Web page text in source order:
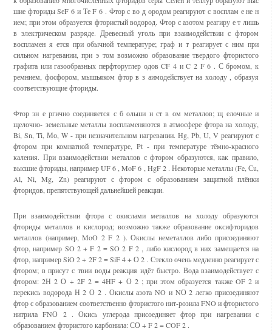
шие фториды SеF 6 и Те F 6 . Фтор с во д ородом реагируют с восплам е не н
ием; при этом образуется фтористый водород. Фтор с азотом реагиру е т лишь
в электрическом разряде. Древесный уголь при взаимодействии с фтором
воспламен я ется при обычной температуре; граф и т реагирует с ним при
сильном нагревании, при э том возможно образование твердого фтористого
графита или газообразных перфторуглер одов CF 4 и C 2 F 6 . С бромом, к
ремнием, фосфором, мышьяком фтор в з аимодействует на холоду , образуя
соответствующие фториды.
Фтор эн е ргично соединяется с б ольши н ст в ом металлов; щ елочные и
щелочно- земельные металлы воспламеняются в атмосфере фтора на холоду,
Bi, Sn, Ti, Мо, W - при незначительном нагревании. Hg, Pb, U, V реагируют с
фтором при комнатной температуре, Pt - при температуре тёмно-красного
каления. При взаимодействии металлов с фтором образуются, как правило,
высшие фториды, например UF 6 , MoF 6 , HgF 2 . Некоторые металлы (Fe, Сu,
Al, Ni, Mg, Zn) реагируют с фтором с образованием защитной плёнки
фторидов, препятствующей дальнейшей реакции.
При взаимодействии фтора с окислами металлов на холоду образуются
фториды металлов и кислород; возможно также образование оксифторидов
металлов (например, MoO 2 F 2 ). Окислы неметаллов либо присоединяют
фтор, например SO 2 + F 2 = SO 2 F 2 , либо кислород в них замещается на
фтор, например SiO 2 + 2F 2 = SiF 4 + О 2 . Стекло очень медленно реагирует с
фтором; в присут с твии воды реакция идёт быстро. Вода взаимодействует с
фтором: 2Н 2 О + 2F 2 = 4HF + О 2 ; при этом образуется также OF 2 и
перекись водорода Н 2 О 2 . Окислы азота NO и NО 2 легко присоединяют
фтор с образованием соответственно фтористого нит-розила FNO и фтористого
нитрила FNО 2 . Окись углерода присоединяет фтор при нагревании с
образованием фтористого карбонила: СО + F 2 = COF 2 .